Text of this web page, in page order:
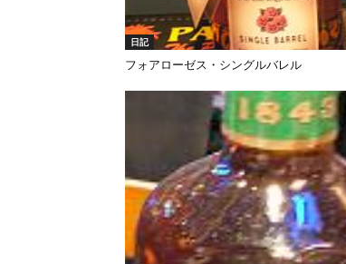
日記
フォアローゼス・シングルバレル